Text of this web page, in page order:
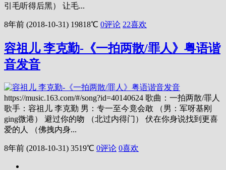
引毛听得后黑） 让毛...
8年前 (2018-10-31) 19818℃ 0评论 22喜欢
容祖儿 李克勤-《一拍两散/罪人》粤语谐
音发音
https://music.163.com/#/song?id=40140624 歌曲：一拍两散/罪人
歌手：容祖儿 李克勤 男：专一至今竟会敢 （男：军呀基刚
ging微港） 避过你的吻 （北过内得门） 伏在你身说找到更喜
爱的人 （佛拽内身...
8年前 (2018-10-31) 3519℃ 0评论 0喜欢